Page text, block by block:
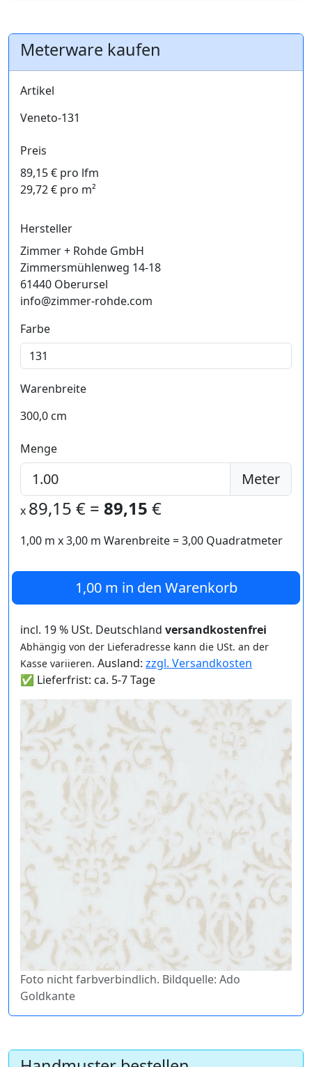
Meterware kaufen
Artikel
Veneto-131
Preis
89,15 € pro lfm
29,72 € pro m²
Hersteller
Zimmer + Rohde GmbH
Zimmersmühlenweg 14-18
61440 Oberursel
info@zimmer-rohde.com
Farbe
Warenbreite
300,0 cm
Menge
Meter
x 89,15 € = 89,15 €
1,00 m x3,00 m Warenbreite =3,00 Quadratmeter
1,00 m in den Warenkorb
incl. 19 % USt. Deutschland versandkostenfrei
Abhängig von der Lieferadresse kann die USt. an der
Kasse variieren. Ausland: zzgl. Versandkosten
✅ Lieferfrist: ca. 5-7 Tage
Foto nicht farbverbindlich. Bildquelle: Ado
Goldkante